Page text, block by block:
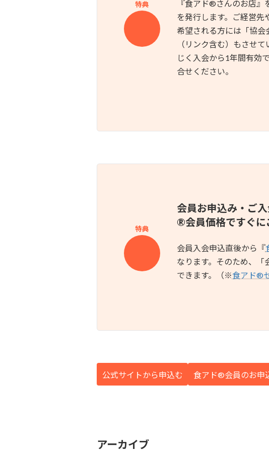
特典
『食アド®︎さんのお店』
を発行します。ご経営先
希望される方には「協
（リンク含む）もさせ
じく入会から1年間有効
合せください。
特典
会員お申込み・ご
®︎会員価格ですぐに
会員入会申込直後から『
なります。そのため、「
できます。（※食アド®︎
公式サイトから申込む 食アド®︎会員のお申
アーカイブ